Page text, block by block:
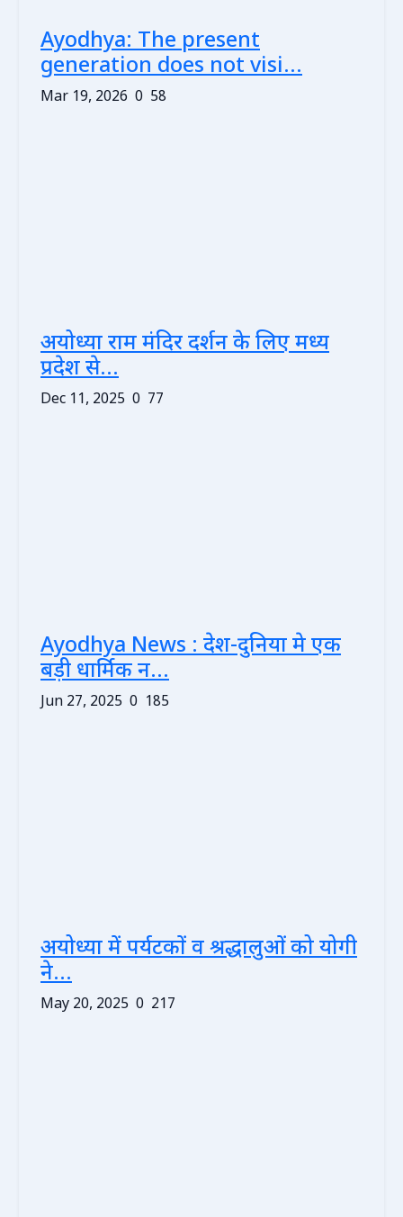
Ayodhya: The present
generation does not visi...
Mar 19, 2026 0 58
अयोध्या राम मंदिर दर्शन के लिए मध्य
प्रदेश से...
Dec 11, 2025 0 77
Ayodhya News : देश-दुनिया मे एक
बड़ी धार्मिक न...
Jun 27, 2025 0 185
अयोध्या में पर्यटकों व श्रद्धालुओं को योगी
ने...
May 20, 2025 0 217